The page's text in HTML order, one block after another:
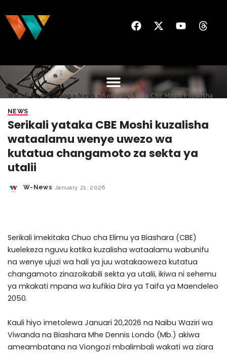
Wasafi Media>Blog> News >Serikali yataka CBE Moshi kuzalisha wataalamu wenye uwezo wa kutatua changamoto za sekta ya utalii
NEWS
Serikali yataka CBE Moshi kuzalisha
wataalamu wenye uwezo wa
kutatua changamoto za sekta ya
utalii
W-News January 21, 2026
Serikali imekitaka Chuo cha Elimu ya Biashara (CBE)
kuelekeza nguvu katika kuzalisha wataalamu wabunifu
na wenye ujuzi wa hali ya juu watakaoweza kutatua
changamoto zinazoikabili sekta ya utalii, ikiwa ni sehemu
ya mkakati mpana wa kufikia Dira ya Taifa ya Maendeleo
2050.
Kauli hiyo imetolewa Januari 20,2026 na Naibu Waziri wa
Viwanda na Biashara Mhe Dennis Londo (Mb.) akiwa
ameambatana na Viongozi mbalimbali wakati wa ziara